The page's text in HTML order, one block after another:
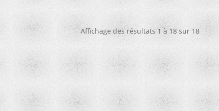
Affichage des résultats 1 à 18 sur 18